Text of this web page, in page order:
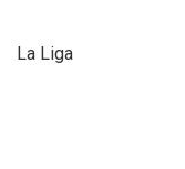
La Liga